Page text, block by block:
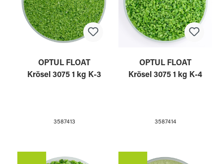
OPTUL FLOAT
Krösel 3075 1 kg K-3
3587413
OPTUL FLOAT
Krösel 3075 1 kg K-4
3587414